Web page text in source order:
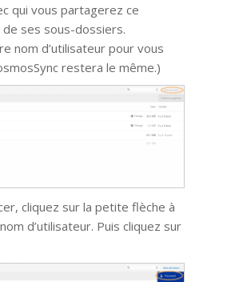
qui vous partagerez ce
de ses sous-dossiers.
nom d’utilisateur pour vous
restera le même.)
cliquez sur la petite flèche à
d’utilisateur. Puis cliquez sur